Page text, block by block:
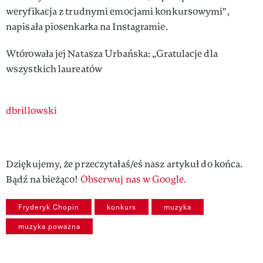
weryfikacja z trudnymi emocjami konkursowymi",
napisała piosenkarka na Instagramie.
Wtórowała jej Natasza Urbańska: „Gratulacje dla
wszystkich laureatów
Authors
dbrillowski
Dziękujemy, że przeczytałaś/eś nasz artykuł do końca.
Bądź na bieżąco! Obserwuj nas w Google.
Fryderyk Chopin konkurs muzyka
muzyka poważna